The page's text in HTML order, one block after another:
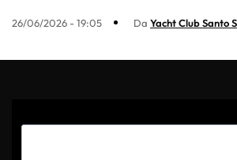
26/06/2026 - 19:05 Da Yacht Club Santo